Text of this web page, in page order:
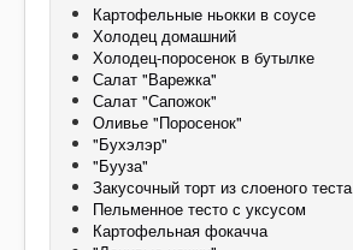
Картофельные ньокки в соусе
Холодец домашний
Холодец-поросенок в бутылке
Салат "Варежка"
Салат "Сапожок"
Оливье "Поросенок"
"Бухэлэр"
"Бууза"
Закусочный торт из слоеного теста
Пельменное тесто с уксусом
Картофельная фокачча